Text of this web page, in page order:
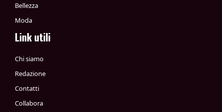
Bellezza
Moda
Link utili
Chi siamo
Redazione
Contatti
Collabora